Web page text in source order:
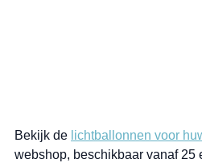
Bekijk de lichtballonnen voor
webshop, beschikbaar vanaf 25